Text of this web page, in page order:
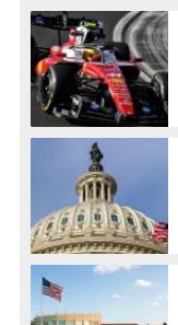
MOTOGP
F1
TINJU